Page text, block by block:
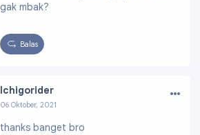
gak mbak?
Balas
Ichigorider
06 Oktober, 2021
2272205663603535
…
thanks banget bro